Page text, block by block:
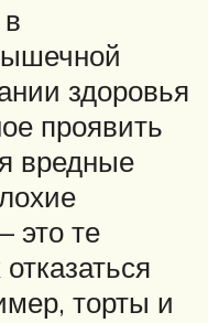
здоровья
проявить
вредные
это те
торты и